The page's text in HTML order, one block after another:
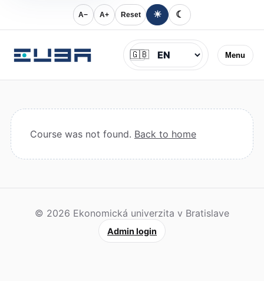
A− A+ Reset ☀ ☾
Menu
Jazyk
🇬🇧
Course was not found. Back to home
© 2026 Ekonomická univerzita v Bratislave
Admin login